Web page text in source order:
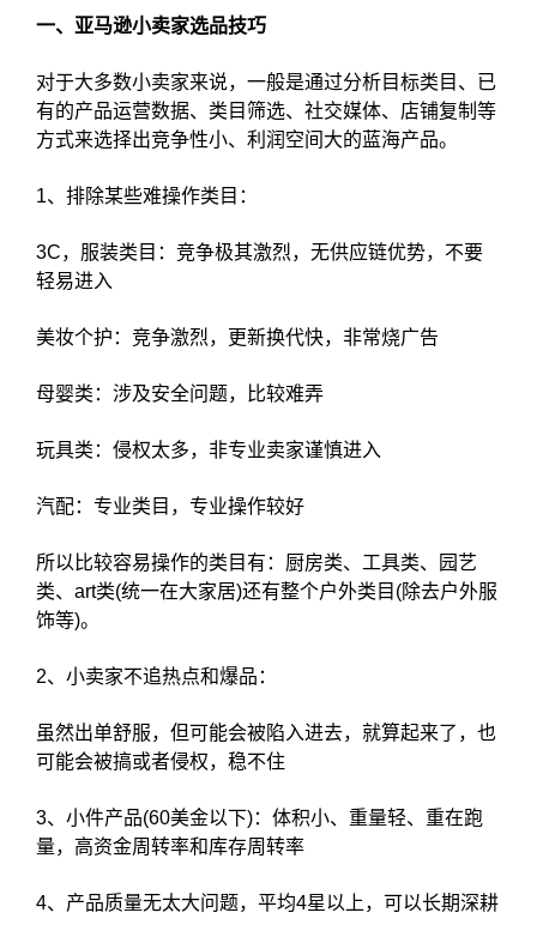
一、亚马逊小卖家选品技巧
对于大多数小卖家来说，一般是通过分析目标类目、已
有的产品运营数据、类目筛选、社交媒体、店铺复制等
方式来选择出竞争性小、利润空间大的蓝海产品。
1、排除某些难操作类目：
3C，服装类目：竞争极其激烈，无供应链优势，不要
轻易进入
美妆个护：竞争激烈，更新换代快，非常烧广告
母婴类：涉及安全问题，比较难弄
玩具类：侵权太多，非专业卖家谨慎进入
汽配：专业类目，专业操作较好
所以比较容易操作的类目有：厨房类、工具类、园艺
类、art类(统一在大家居)还有整个户外类目(除去户外服
饰等)。
2、小卖家不追热点和爆品：
虽然出单舒服，但可能会被陷入进去，就算起来了，也
可能会被搞或者侵权，稳不住
3、小件产品(60美金以下)：体积小、重量轻、重在跑
量，高资金周转率和库存周转率
4、产品质量无太大问题，平均4星以上，可以长期深耕